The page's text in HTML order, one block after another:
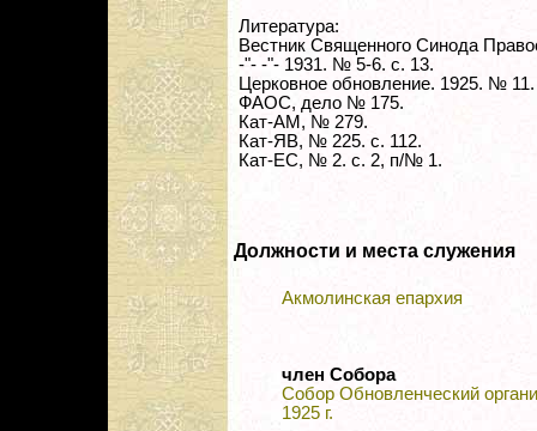
Литература:
Вестник Священного Синода
-"- -"- 1931. № 5-6. с. 13.
Церковное обновление. 1925. № 11.
ФАОС, дело № 175.
Кат-АМ, № 279.
Кат-ЯВ, № 225. с. 112.
Кат-ЕС, № 2. с. 2, п/№ 1.
Должности и места служения
Акмолинская епархия
член Собора
Собор Обновленческий
1925 г.